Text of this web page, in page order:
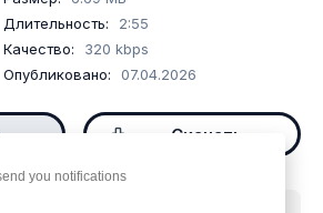
Длительность:
2:55
Качество:
320 kbps
Опубликовано:
07.04.2026
Скачать
you notifications